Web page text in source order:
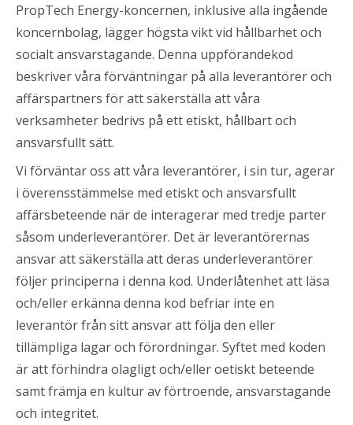
PropTech Energy-koncernen, inklusive alla ingående
koncernbolag, lägger högsta vikt vid hållbarhet och
socialt ansvarstagande. Denna uppförandekod
beskriver våra förväntningar på alla leverantörer och
affärspartners för att säkerställa att våra
verksamheter bedrivs på ett etiskt, hållbart och
ansvarsfullt sätt.
Vi förväntar oss att våra leverantörer, i sin tur, agerar
i överensstämmelse med etiskt och ansvarsfullt
affärsbeteende när de interagerar med tredje parter
såsom underleverantörer. Det är leverantörernas
ansvar att säkerställa att deras underleverantörer
följer principerna i denna kod. Underlåtenhet att läsa
och/eller erkänna denna kod befriar inte en
leverantör från sitt ansvar att följa den eller
tillämpliga lagar och förordningar. Syftet med koden
är att förhindra olagligt och/eller oetiskt beteende
samt främja en kultur av förtroende, ansvarstagande
och integritet.